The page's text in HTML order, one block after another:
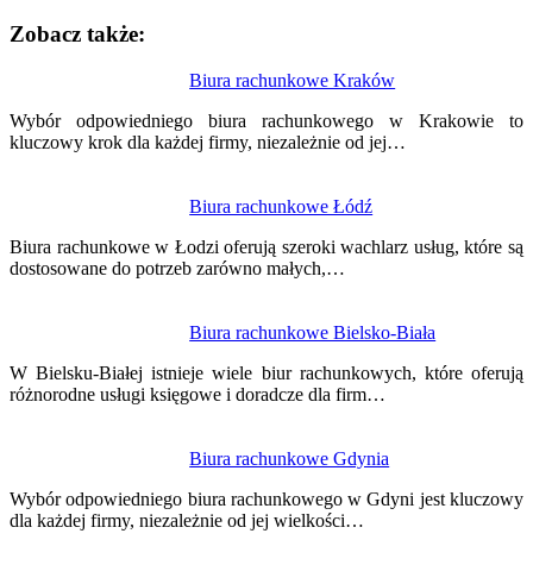
Zobacz także:
Biura rachunkowe Kraków
Wybór odpowiedniego biura rachunkowego w Krakowie to
kluczowy krok dla każdej firmy, niezależnie od jej…
Biura rachunkowe Łódź
Biura rachunkowe w Łodzi oferują szeroki wachlarz usług, które są
dostosowane do potrzeb zarówno małych,…
Biura rachunkowe Bielsko-Biała
W Bielsku-Białej istnieje wiele biur rachunkowych, które oferują
różnorodne usługi księgowe i doradcze dla firm…
Biura rachunkowe Gdynia
Wybór odpowiedniego biura rachunkowego w Gdyni jest kluczowy
dla każdej firmy, niezależnie od jej wielkości…
wpisu